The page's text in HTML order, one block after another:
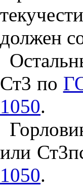
должен
Ст3 по
1050.
или
1050.